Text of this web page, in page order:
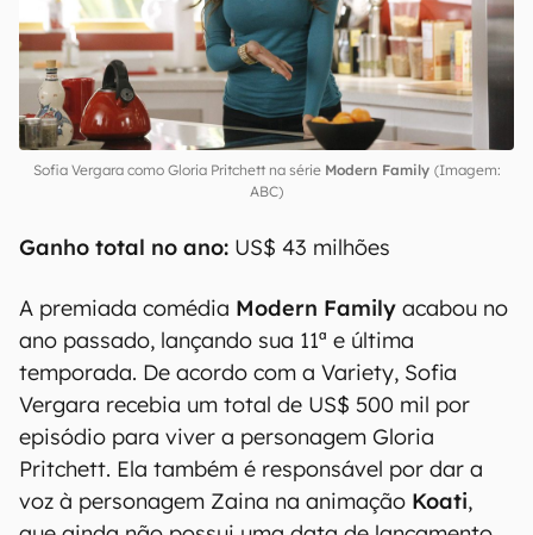
Sofia Vergara como Gloria Pritchett na série Modern Family (Imagem:
ABC)
Ganho total no ano: US$ 43 milhões
A premiada comédia Modern Family acabou no
ano passado, lançando sua 11ª e última
temporada. De acordo com a Variety, Sofia
Vergara recebia um total de US$ 500 mil por
episódio para viver a personagem Gloria
Pritchett. Ela também é responsável por dar a
voz à personagem Zaina na animação Koati,